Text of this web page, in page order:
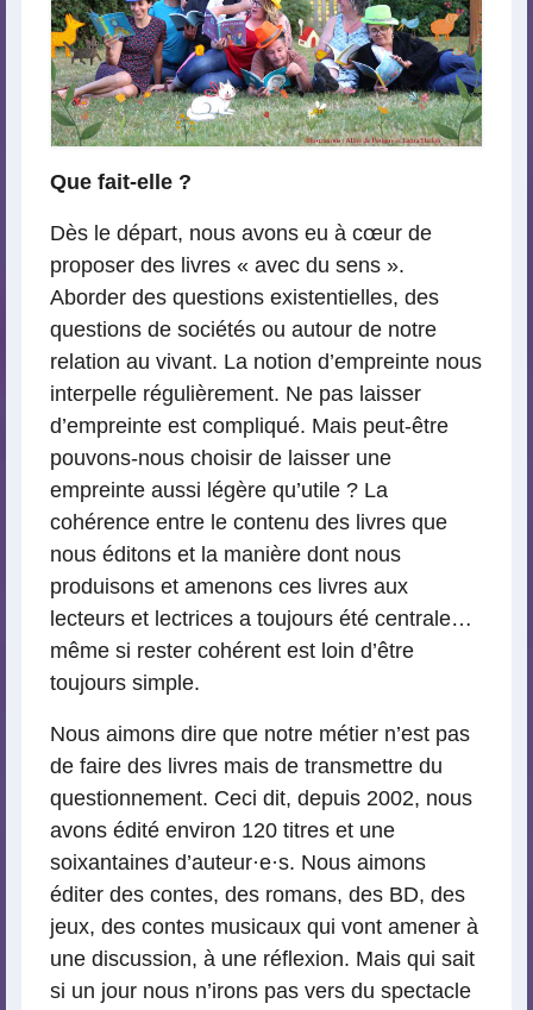
Que fait-elle ?
Dès le départ, nous avons eu à cœur de
proposer des livres « avec du sens ».
Aborder des questions existentielles, des
questions de sociétés ou autour de notre
relation au vivant. La notion d’empreinte nous
interpelle régulièrement. Ne pas laisser
d’empreinte est compliqué. Mais peut-être
pouvons-nous choisir de laisser une
empreinte aussi légère qu’utile ? La
cohérence entre le contenu des livres que
nous éditons et la manière dont nous
produisons et amenons ces livres aux
lecteurs et lectrices a toujours été centrale…
même si rester cohérent est loin d’être
toujours simple.
Nous aimons dire que notre métier n’est pas
de faire des livres mais de transmettre du
questionnement. Ceci dit, depuis 2002, nous
avons édité environ 120 titres et une
soixantaines d’auteur·e·s. Nous aimons
éditer des contes, des romans, des BD, des
jeux, des contes musicaux qui vont amener à
une discussion, à une réflexion. Mais qui sait
si un jour nous n’irons pas vers du spectacle